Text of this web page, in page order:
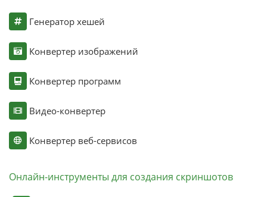
Генератор хешей
Конвертер изображений
Конвертер программ
Видео-конвертер
Конвертер веб-сервисов
Онлайн-инструменты для создания скриншотов